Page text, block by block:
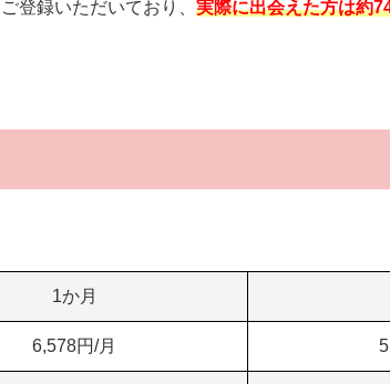
登録いただいており、 実際に出会えた方は約
1か月
6,578円/月